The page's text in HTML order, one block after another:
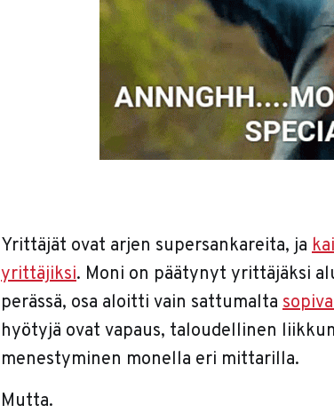
Yrittäjät ovat arjen supersankareita, ja
yrittäjiksi. Moni on päätynyt yrittäjäksi
perässä, osa aloitti vain sattumalta
hyötyjä ovat vapaus, taloudellinen
menestyminen monella eri mittarilla.
Mutta.